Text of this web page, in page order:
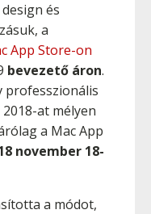
és
a
App Store-on
bevezető áron.
professzionális
at mélyen
a Mac App
november 18-
a módot,